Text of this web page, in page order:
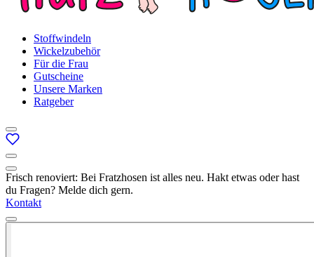
Stoffwindeln
Wickelzubehör
Für die Frau
Gutscheine
Unsere Marken
Ratgeber
Frisch renoviert: Bei Fratzhosen ist alles neu. Hakt etwas oder hast
du Fragen? Melde dich gern.
Kontakt